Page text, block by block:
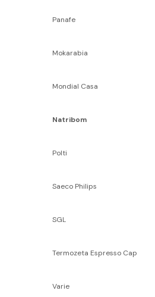
Panafe
Mokarabia
Mondial Casa
Natribom
Polti
Saeco Philips
SGL
Termozeta Espresso Cap
Varie